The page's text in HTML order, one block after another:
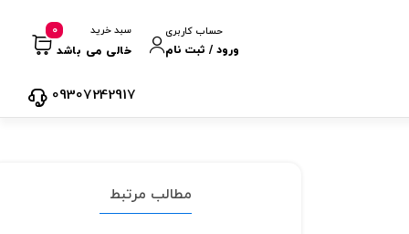
حساب کاربری
ورود / ثبت نام
سبد خرید
خالی می باشد
0
09307242917
مطالب مرتبط